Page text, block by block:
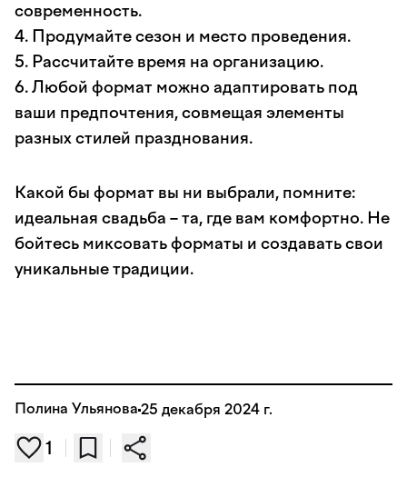
современность.
4. Продумайте сезон и место проведения.
5. Рассчитайте время на организацию.
6. Любой формат можно адаптировать под
ваши предпочтения, совмещая элементы
разных стилей празднования.
Какой бы формат вы ни выбрали, помните:
идеальная свадьба – та, где вам комфортно. Не
бойтесь миксовать форматы и создавать свои
уникальные традиции.
Полина Ульянова 25 декабря 2024 г.
1